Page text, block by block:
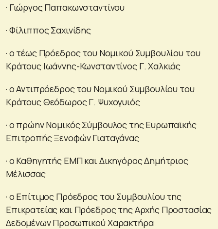
· Γιώργος Παπακωνσταντίνου
· Φίλιππος Σαχινίδης
· ο τέως Πρόεδρος του Νομικού Συμβουλίου του
Κράτους Ιωάννης-Κωνσταντίνος Γ. Χαλκιάς
· ο Αντιπρόεδρος του Νομικού Συμβουλίου του
Κράτους Θεόδωρος Γ. Ψυχογυιός
· ο πρώην Noμικός Σύμβουλος της Ευρωπαϊκής
Επιτροπής Ξενοφών Γιαταγάνας
· ο Καθηγητής ΕΜΠ και Δικηγόρος Δημήτριος
Μέλισσας
· ο Επίτιμος Πρόεδρος του Συμβουλίου της
Επικρατείας και Πρόεδρος της Αρχής Προστασίας
Δεδομένων Προσωπικού Χαρακτήρα